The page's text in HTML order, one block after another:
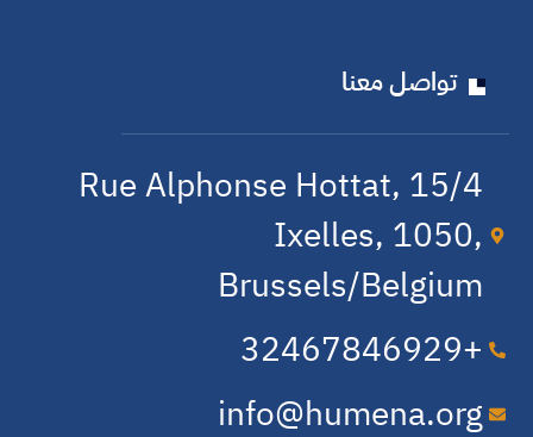
تواصل معنا
15/4 Rue Alphonse Hottat,
Ixelles, 1050,
Brussels/Belgium
+32​467​846​929
info@humena.org